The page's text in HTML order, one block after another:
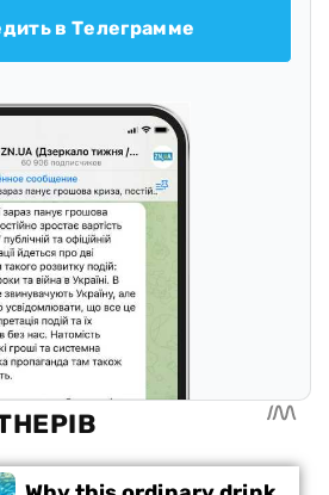
в Телеграмме